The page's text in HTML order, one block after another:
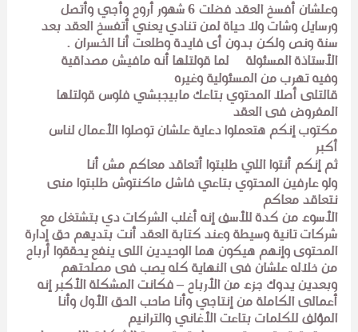
وعلشان أفسخ العقد فضلت 6 شهور أروح وأجي وأتصل
ورسايل وشات ولا حياة لمن تنادي يعني أتفسخ العقد بعد
سنة ونص ولكن بدون أى فايدة وطلعت أنا الخسران .
الأستاذة المسئولة لما قولتلها أنه مافيش مصداقية
وفيه تهرب من المسئولية وغيره
قالتلى أصلا المحتوي بتاعك مابيجبشي فلوس قولتلها
المفروض فى العقد
مكتوب إنكم هتعملوا دعاية علشان توصلوا الأعمال لناس
أكبر
ثم إنكم أنتوا اللي طلبتوا أتعاقد معاكم مش أنا
ولو عارفين المحتوي بتاعي فاشل ماكنتوش طلبتوا منى
نتعاقد معاكم
الأسوء من كدة للأسف إنه أغلب الشركات دي بتشتغل مع
شركات تانية وسيطة وعند كتابة العقد أنت بتديهم حق إدارة
المحتوى وإنهم هيكون هما الوحيدين اللى ينفع يحققوا أرباح
من خلاله علشان فى النهاية كله يصب فى مصلحتهم
وبعدين يدوك جزء من الأرباح – فكانت المشكلة الأكبر إنه
أعمالى الكاملة من إنتاجي وأنا صاحب الحق الأول وأنا
المؤلف للكلمات بتاعت الأغاني والترانيم